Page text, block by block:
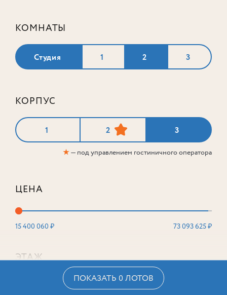
КОМНАТЫ
Студия 1 2 3
КОРПУС
1 2 3
★— под управлением гостиничного оператора
ЦЕНА
15 400 060 ₽ 73 093 625 ₽
ЭТАЖ
ПОКАЗАТЬ 0 ЛОТОВ